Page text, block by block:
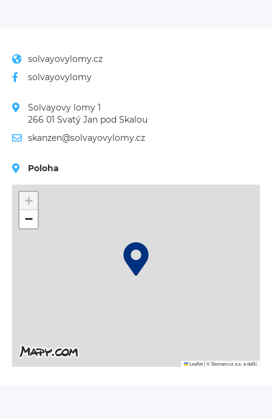
solvayovylomy.cz
solvayovylomy
Solvayovy lomy 1
266 01 Svatý Jan pod Skalou
skanzen@solvayovylomy.cz
Poloha
+
−
Leaflet|© Seznam.cz a.s. a další